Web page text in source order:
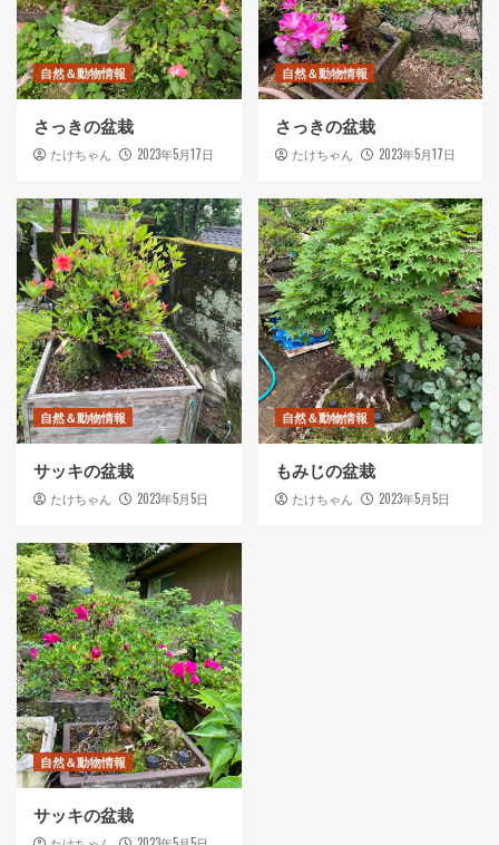
自然＆動物情報
さっきの盆栽
たけちゃん 2023年5月17日
自然＆動物情報
さっきの盆栽
たけちゃん 2023年5月17日
自然＆動物情報
サッキの盆栽
たけちゃん 2023年5月5日
自然＆動物情報
もみじの盆栽
たけちゃん 2023年5月5日
自然＆動物情報
サッキの盆栽